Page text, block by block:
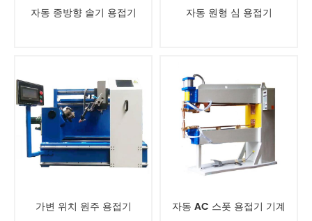
자동 종방향 솔기 용접기 자동 원형 심 용접기
가변 위치 원주 용접기 자동 AC 스폿 용접기 기계